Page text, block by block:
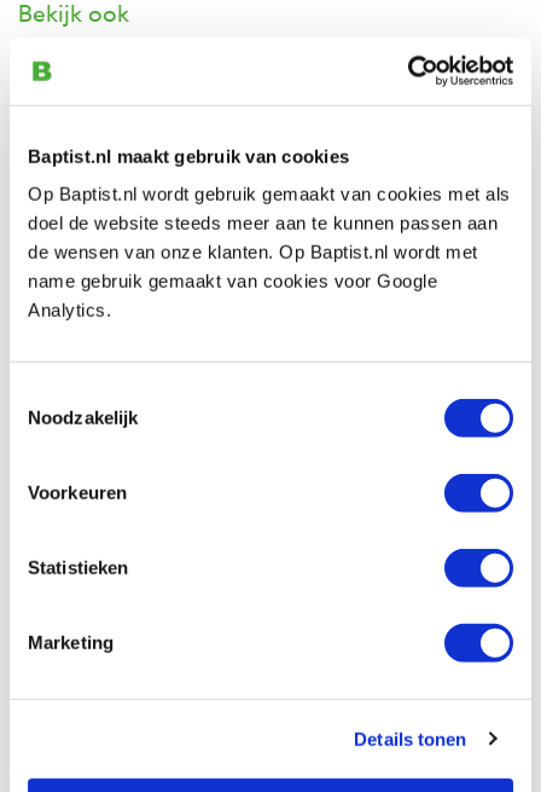
Baptist.nl maakt gebruik van cookies
Op Baptist.nl wordt gebruik gemaakt van cookies met als
doel de website steeds meer aan te kunnen passen aan
de wensen van onze klanten. Op Baptist.nl wordt met
name gebruik gemaakt van cookies voor Google
Analytics.
Noodzakelijk
Voorkeuren
Statistieken
Marketing
Details tonen
Bekijk ook
Sorby Sovereign systeem spiraling &
Artikelnummer: 19229
€ 529,00 incl. btw
€ 437,19 excl. btw
Op voorraad
Sorby diamantvijl